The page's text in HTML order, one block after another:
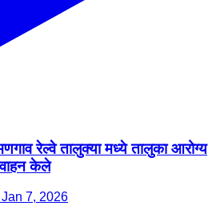
रेल्वे तालुक्या मध्ये तालुका आरोग्य
केले
7, 2026